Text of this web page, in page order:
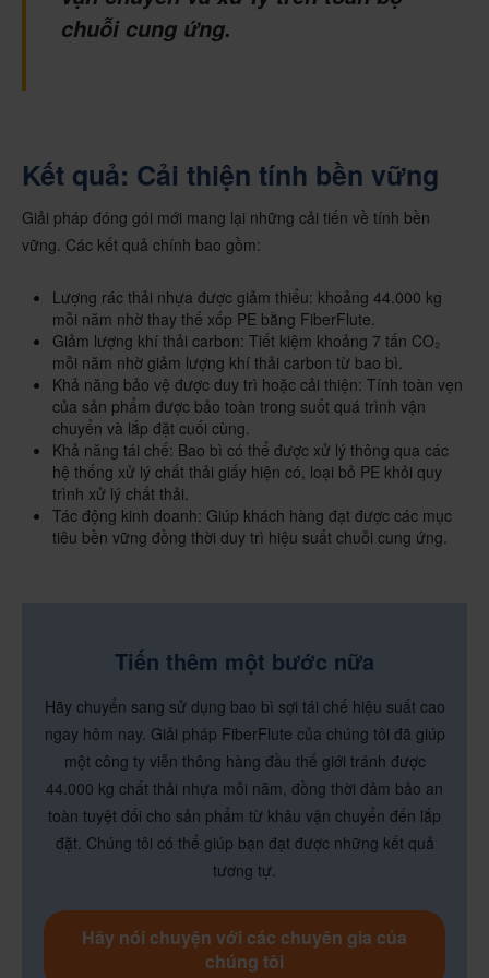
chuỗi cung ứng.
Kết quả: Cải thiện tính bền vững
Giải pháp đóng gói mới mang lại những cải tiến về tính bền
vững. Các kết quả chính bao gồm:
Lượng rác thải nhựa được giảm thiểu: khoảng 44.000 kg
mỗi năm nhờ thay thế xốp PE bằng FiberFlute.
Giảm lượng khí thải carbon: Tiết kiệm khoảng 7 tấn CO₂
mỗi năm nhờ giảm lượng khí thải carbon từ bao bì.
Khả năng bảo vệ được duy trì hoặc cải thiện: Tính toàn vẹn
của sản phẩm được bảo toàn trong suốt quá trình vận
chuyển và lắp đặt cuối cùng.
Khả năng tái chế: Bao bì có thể được xử lý thông qua các
hệ thống xử lý chất thải giấy hiện có, loại bỏ PE khỏi quy
trình xử lý chất thải.
Tác động kinh doanh: Giúp khách hàng đạt được các mục
tiêu bền vững đồng thời duy trì hiệu suất chuỗi cung ứng.
Tiến thêm một bước nữa
Hãy chuyển sang sử dụng bao bì sợi tái chế hiệu suất cao
ngay hôm nay. Giải pháp FiberFlute của chúng tôi đã giúp
một công ty viễn thông hàng đầu thế giới tránh được
44.000 kg chất thải nhựa mỗi năm, đồng thời đảm bảo an
toàn tuyệt đối cho sản phẩm từ khâu vận chuyển đến lắp
đặt. Chúng tôi có thể giúp bạn đạt được những kết quả
tương tự.
Hãy nói chuyện với các chuyên gia của
chúng tôi